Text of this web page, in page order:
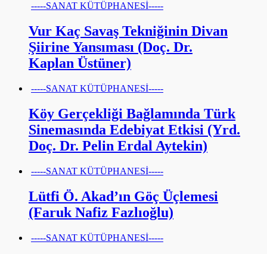
-----SANAT KÜTÜPHANESİ-----
Vur Kaç Savaş Tekniğinin Divan
Şiirine Yansıması (Doç. Dr.
Kaplan Üstüner)
-----SANAT KÜTÜPHANESİ-----
Köy Gerçekliği Bağlamında Türk
Sinemasında Edebiyat Etkisi (Yrd.
Doç. Dr. Pelin Erdal Aytekin)
-----SANAT KÜTÜPHANESİ-----
Lütfi Ö. Akad’ın Göç Üçlemesi
(Faruk Nafiz Fazlıoğlu)
-----SANAT KÜTÜPHANESİ-----